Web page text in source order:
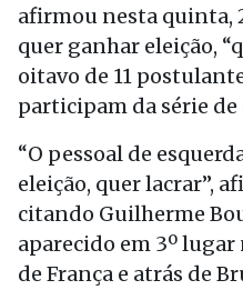
afirmou nesta quinta,
quer ganhar eleição,
oitavo de 11
participam da série de
“O pessoal de
eleição, quer lacrar”,
citando Guilherme
aparecido em 3º
de França e atrás de